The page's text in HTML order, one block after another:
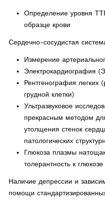
Определение уровня
образце крови
Сердечно-сосудистая
Измерение
Электрокардиография
Рентгенография легких
грудной клетки)
Ультразвуковое
прекрасным методом
утолщения стенок
патологических
Глюкоза плазмы
толерантность к
Наличие депрессии и
помощи